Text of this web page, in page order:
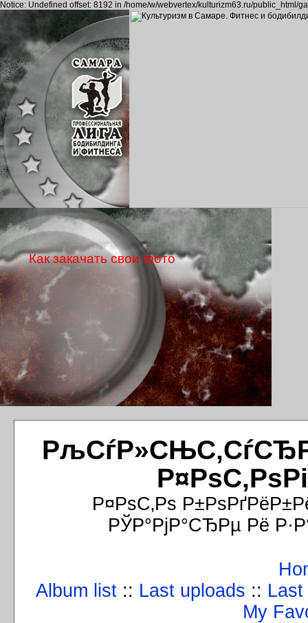
Notice: Undefined offset: 8192 in /home/w/webvertex/kulturizm63.ru/public_html/
Р¤РѕС‚Рѕ
РЎР°РјР°СЂРµ Рё
Album list :: Last uploads ::
My
Как закачать свои фото